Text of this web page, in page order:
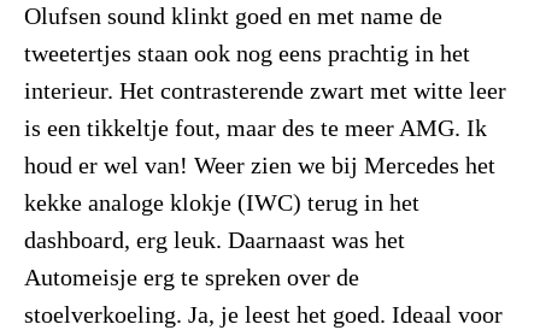
Olufsen sound klinkt goed en met name de
tweetertjes staan ook nog eens prachtig in het
interieur. Het contrasterende zwart met witte leer
is een tikkeltje fout, maar des te meer AMG. Ik
houd er wel van! Weer zien we bij Mercedes het
kekke analoge klokje (IWC) terug in het
dashboard, erg leuk. Daarnaast was het
Automeisje erg te spreken over de
stoelverkoeling. Ja, je leest het goed. Ideaal voor